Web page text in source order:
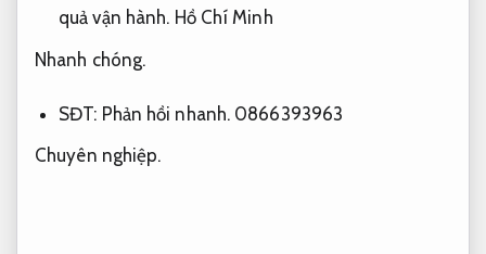
quả vận hành. Hồ Chí Minh
Nhanh chóng.
SĐT: Phản hồi nhanh. 0866393963
Chuyên nghiệp.